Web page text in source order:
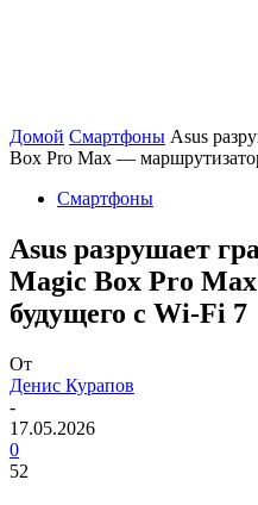
Домой Смартфоны Asus
Box Pro Max —
Смартфоны
Asus разрушает
Magic Box Pro
будущего с Wi-Fi 7
От
Денис Курапов
-
17.05.2026
0
52